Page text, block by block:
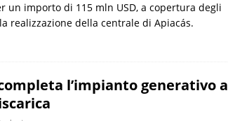
un importo di 115 mln USD, a copertura degli
realizzazione della centrale di Apiacás.
l’impianto generativo a